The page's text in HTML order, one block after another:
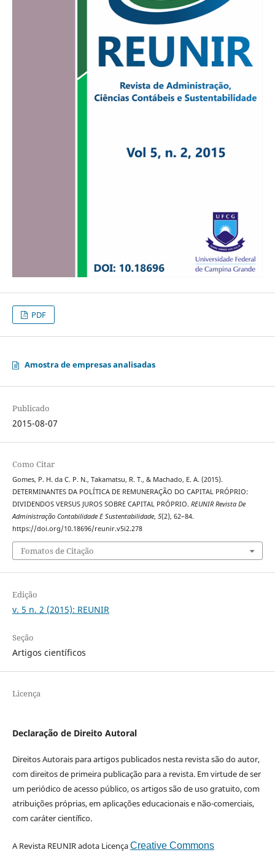
PDF
Amostra de empresas analisadas
Publicado
2015-08-07
Como Citar
Gomes, P. H. da C. P. N., Takamatsu, R. T., & Machado, E. A. (2015).
DETERMINANTES DA POLÍTICA DE REMUNERAÇÃO DO CAPITAL PRÓPRIO:
DIVIDENDOS VERSUS JUROS SOBRE CAPITAL PRÓPRIO. REUNIR Revista De
Administração Contabilidade E Sustentabilidade, 5(2), 62–84.
https://doi.org/10.18696/reunir.v5i2.278
Fomatos de Citação
Edição
v. 5 n. 2 (2015): REUNIR
Seção
Artigos científicos
Licença
Declaração de Direito Autoral
Direitos Autorais para artigos publicados nesta revista são do autor,
com direitos de primeira publicação para a revista. Em virtude de ser
um periódico de acesso público, os artigos são de uso gratuito, com
atribuições próprias, em aplicações educacionais e não-comerciais,
com caráter científico.
A Revista REUNIR adota LicençaCreative Commons